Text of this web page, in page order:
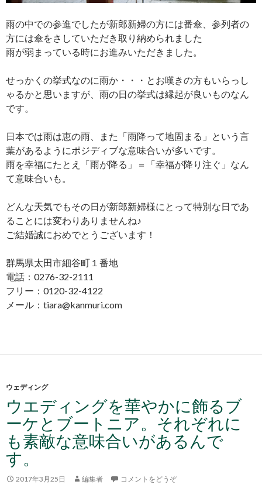
雨の中での参進でしたが新郎新婦の方には番傘、参列者の
方には傘をさしていただき取り納められました
雨が弱まっている時にお進みいただきました。
せっかくの挙式なのに雨か・・・とお嘆きの方もいらっし
ゃるかと思いますが、雨の日の挙式は縁起が良いものなん
です。
日本では雨は恵の雨、また「雨降って地固まる」という言
葉があるようにポジディブな意味合いが多いです。
雨を幸福にたとえ「雨が降る」＝「幸福が降り注ぐ」なん
て意味合いも。
どんな天気でもその日が新郎新婦様にとって特別な日であ
ることには変わりありませんね♪
ご結婚誠におめでとうございます！
群馬県太田市細谷町１番地
電話：0276-32-2111
フリー：0120-32-4122
メール：tiara@kanmuri.com
ウェディング
ウエディングを華やかに飾るブ
ーケとブートニア。それぞれに
も素敵な意味合いがあるんで
す。
2017年3月25日 編集者 コメントをどうぞ